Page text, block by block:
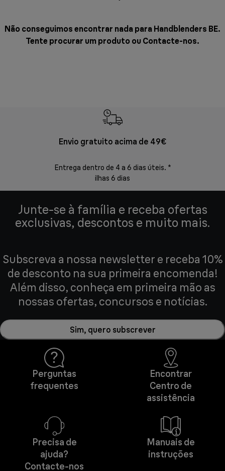
Não conseguimos encontrar nada para Handblenders BE.
Tente procurar um produto ou Contacte-nos.
Envio gratuito acima de 49€
Entrega dentro de 4 a 6 dias úteis. *
ilhas 6 dias
Junte-se à família e receba ofertas
exclusivas, descontos e muito mais.
Subscreva a nossa newsletter e receba 10%
de desconto na sua primeira encomenda!
Além disso, conheça em primeira mão as
nossas ofertas, concursos e notícias.
Sim, quero subscrever
Perguntas
frequentes
Encontrar
Centro de
assistência
Precisa de
ajuda?
Contacte-nos
Manuais de
instruções